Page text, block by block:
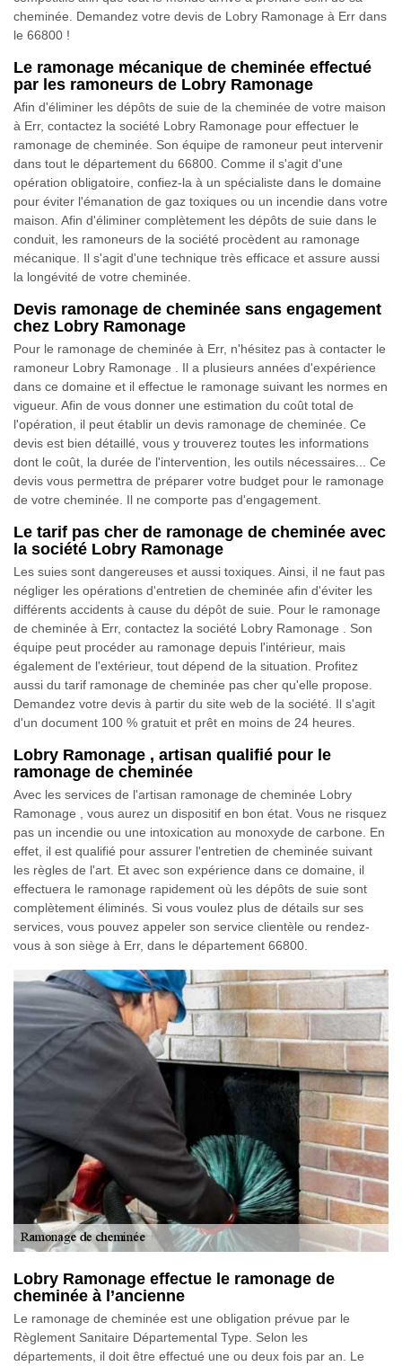
cheminée. Demandez votre devis de Lobry Ramonage à Err dans
le 66800 !
Le ramonage mécanique de cheminée effectué
par les ramoneurs de Lobry Ramonage
Afin d'éliminer les dépôts de suie de la cheminée de votre maison
à Err, contactez la société Lobry Ramonage pour effectuer le
ramonage de cheminée. Son équipe de ramoneur peut intervenir
dans tout le département du 66800. Comme il s'agit d'une
opération obligatoire, confiez-la à un spécialiste dans le domaine
pour éviter l'émanation de gaz toxiques ou un incendie dans votre
maison. Afin d'éliminer complètement les dépôts de suie dans le
conduit, les ramoneurs de la société procèdent au ramonage
mécanique. Il s'agit d'une technique très efficace et assure aussi
la longévité de votre cheminée.
Devis ramonage de cheminée sans engagement
chez Lobry Ramonage
Pour le ramonage de cheminée à Err, n'hésitez pas à contacter le
ramoneur Lobry Ramonage . Il a plusieurs années d'expérience
dans ce domaine et il effectue le ramonage suivant les normes en
vigueur. Afin de vous donner une estimation du coût total de
l'opération, il peut établir un devis ramonage de cheminée. Ce
devis est bien détaillé, vous y trouverez toutes les informations
dont le coût, la durée de l'intervention, les outils nécessaires... Ce
devis vous permettra de préparer votre budget pour le ramonage
de votre cheminée. Il ne comporte pas d'engagement.
Le tarif pas cher de ramonage de cheminée avec
la société Lobry Ramonage
Les suies sont dangereuses et aussi toxiques. Ainsi, il ne faut pas
négliger les opérations d'entretien de cheminée afin d'éviter les
différents accidents à cause du dépôt de suie. Pour le ramonage
de cheminée à Err, contactez la société Lobry Ramonage . Son
équipe peut procéder au ramonage depuis l'intérieur, mais
également de l'extérieur, tout dépend de la situation. Profitez
aussi du tarif ramonage de cheminée pas cher qu'elle propose.
Demandez votre devis à partir du site web de la société. Il s'agit
d'un document 100 % gratuit et prêt en moins de 24 heures.
Lobry Ramonage , artisan qualifié pour le
ramonage de cheminée
Avec les services de l'artisan ramonage de cheminée Lobry
Ramonage , vous aurez un dispositif en bon état. Vous ne risquez
pas un incendie ou une intoxication au monoxyde de carbone. En
effet, il est qualifié pour assurer l'entretien de cheminée suivant
les règles de l'art. Et avec son expérience dans ce domaine, il
effectuera le ramonage rapidement où les dépôts de suie sont
complètement éliminés. Si vous voulez plus de détails sur ses
services, vous pouvez appeler son service clientèle ou rendez-
vous à son siège à Err, dans le département 66800.
Lobry Ramonage effectue le ramonage de
cheminée à l’ancienne
Le ramonage de cheminée est une obligation prévue par le
Règlement Sanitaire Départemental Type. Selon les
départements, il doit être effectué une ou deux fois par an. Le